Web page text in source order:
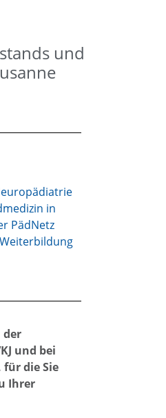
und
in
PädNetz
der
und bei
für die Sie
Ihrer